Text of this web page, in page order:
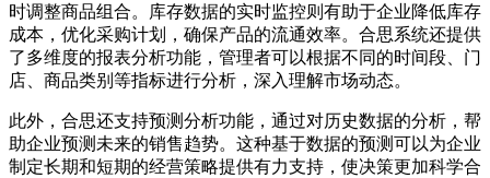
时调整商品组合。库存数据的实时监控则有助于企业降低库存
成本，优化采购计划，确保产品的流通效率。合思系统还提供
了多维度的报表分析功能，管理者可以根据不同的时间段、门
店、商品类别等指标进行分析，深入理解市场动态。
此外，合思还支持预测分析功能，通过对历史数据的分析，帮
助企业预测未来的销售趋势。这种基于数据的预测可以为企业
制定长期和短期的经营策略提供有力支持，使决策更加科学合